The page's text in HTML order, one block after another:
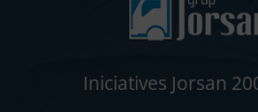
Iniciatives Jorsan